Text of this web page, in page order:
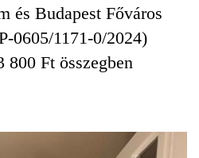
és Budapest Főváros
0605/1171-0/2024)
800 Ft összegben